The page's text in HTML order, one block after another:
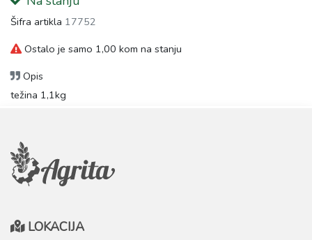
Šifra artikla 17752
Ostalo je samo 1,00 kom na stanju
Opis
težina 1,1kg
LOKACIJA